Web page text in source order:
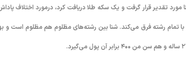
شنا مورد تقدیر قرار گرفت و یک سکه طلا دریافت کرد، درمورد اختلاف
با تمام رشته فرق می‌کند. شنا بین رشته‌های مظلوم هم مظلوم است و